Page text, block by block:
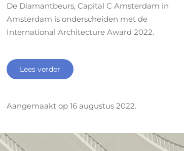
De Diamantbeurs, Capital C Amsterdam in
Amsterdam is onderscheiden met de
International Architecture Award 2022.
Lees verder
Aangemaakt op 16 augustus 2022.